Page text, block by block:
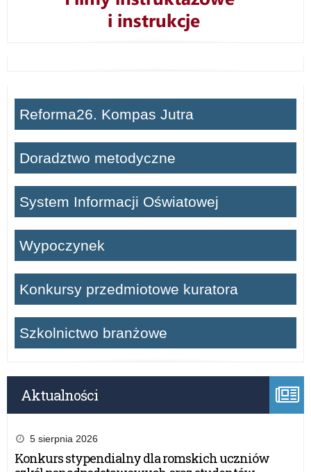
Reforma26. Kompas Jutra
Doradztwo metodyczne
System Informacji Oświatowej
Wypoczynek
Konkursy przedmiotowe kuratora
Szkolnictwo branżowe
Aktualności
5 sierpnia 2026
Konkurs stypendialny dla romskich uczniów